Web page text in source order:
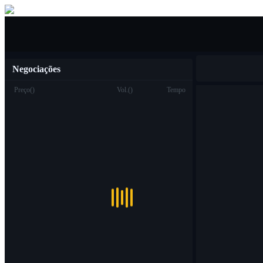
Negociações
Preço() Vol.() Tempo